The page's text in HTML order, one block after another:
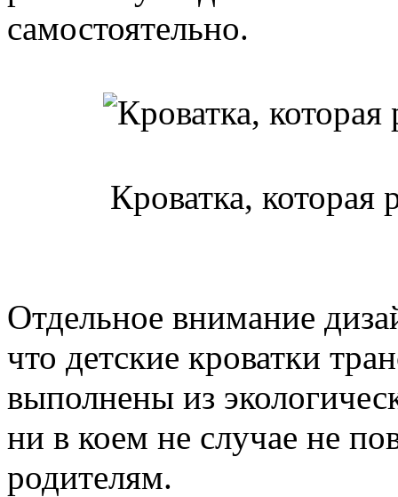
самостоятельно.
Кроватка,
Отдельное внимание
что детские кроватки
выполнены из
ни в коем не случае не
родителям.